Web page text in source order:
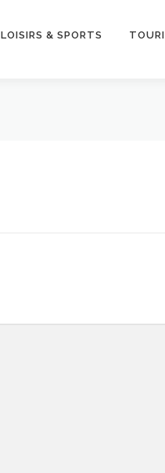
LOISIRS & SPORTS